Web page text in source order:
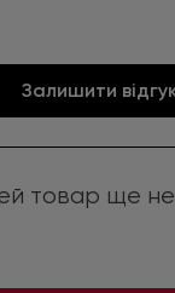
Залишити
товар ще